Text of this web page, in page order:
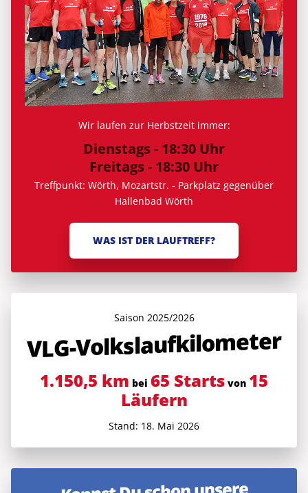
Wir laufen zur Herbstzeit immer:
Dienstags - 18:30 Uhr
Freitags - 18:30 Uhr
Treffpunkt: Wörth, Mozartstr. - Parkplatz gegenüber
Hallenbad Wörth
WAS IST DER LAUFTREFF?
Saison 2025/2026
VLG-Volkslauf­kilometer
1.150,5 km bei 65 Starts von 15
Läufern
Stand: 18. Mai 2026